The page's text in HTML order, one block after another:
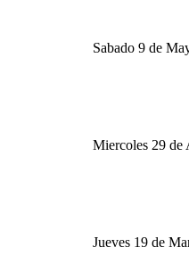
Sabado 9 de
Miercoles 29 de
Jueves 19 de